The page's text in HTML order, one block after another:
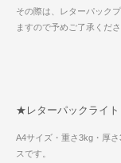
その際は、レターパック
ますので予めご了承くださ
★レターパックライ
A4サイズ・重さ3kg・厚
スです。